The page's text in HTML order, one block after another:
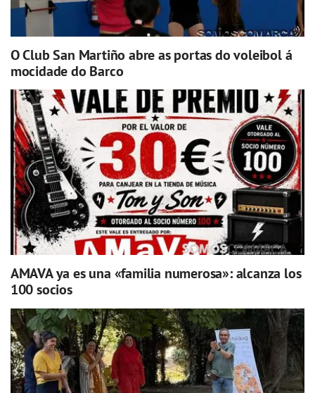
O Club San Martiño abre as portas do voleibol á
mocidade do Barco
AMAVA ya es una «familia numerosa»: alcanza los
100 socios